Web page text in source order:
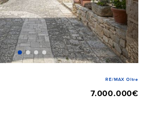
RE/MAX Oltre
7.000.000€